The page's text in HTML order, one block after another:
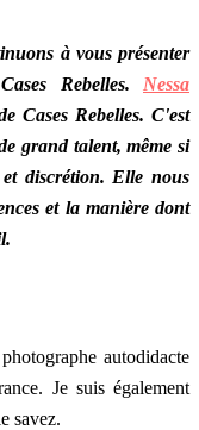
à vous présenter
Rebelles. Nessa
Cases Rebelles. C'est
grand talent, même si
discrétion. Elle nous
et la manière dont
autodidacte
Je suis également
savez.